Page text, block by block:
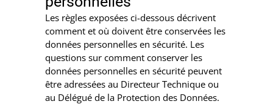
Les règles exposées ci-dessous décrivent
comment et où doivent être conservées les
données personnelles en sécurité. Les
questions sur comment conserver les
données personnelles en sécurité peuvent
être adressées au Directeur Technique ou
au Délégué de la Protection des Données.